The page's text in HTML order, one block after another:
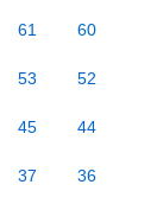
61 60
53 52
45 44
37 36